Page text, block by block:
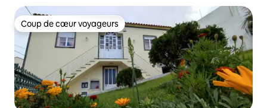
Coup de cœur voyageurs
Coup de cœur voyageurs